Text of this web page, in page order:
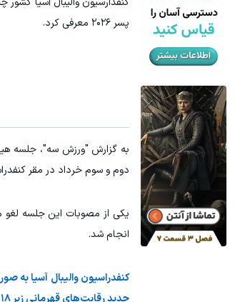
پسر ۲۰۲۶ معرفی کرد.
به گزارش "ورزش سه"، جلسه
دوم و سوم خرداد در مقر
انجام شد.
کنفدراسیون والیبال آسیا به
جدید رقابت‌های قهرمانی زیر ۱۸ سال پسر ۲۰۲۶ معرفی کرد که در تاریخ تعیین شده قبلی برگزار می‌شود.